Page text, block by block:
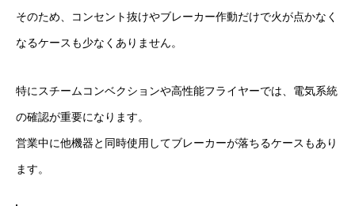
そのため、コンセント抜けやブレーカー作動だけで火が点かなく
なるケースも少なくありません。
特にスチームコンベクションや高性能フライヤーでは、電気系統
の確認が重要になります。
営業中に他機器と同時使用してブレーカーが落ちるケースもあり
ます。